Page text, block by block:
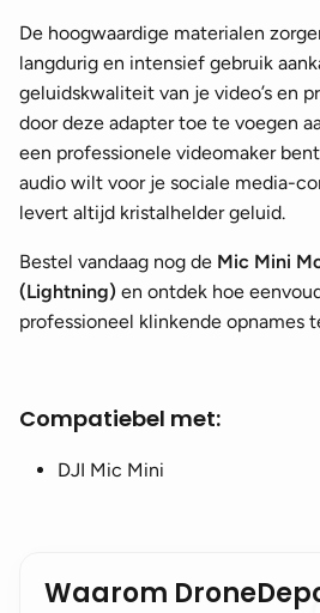
De hoogwaardige materialen
langdurig en intensief gebruik
geluidskwaliteit van je video’s en
door deze adapter toe te voegen
een professionele videomaker
audio wilt voor je sociale media-
levert altijd kristalhelder geluid.
Bestel vandaag nog de Mic Mini
(Lightning) en ontdek hoe
professioneel klinkende opnames
Compatiebel met:
DJI Mic Mini
Waarom